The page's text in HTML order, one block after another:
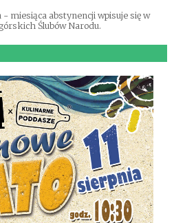
miesiąca abstynencji wpisuje się w
Ślubów Narodu.